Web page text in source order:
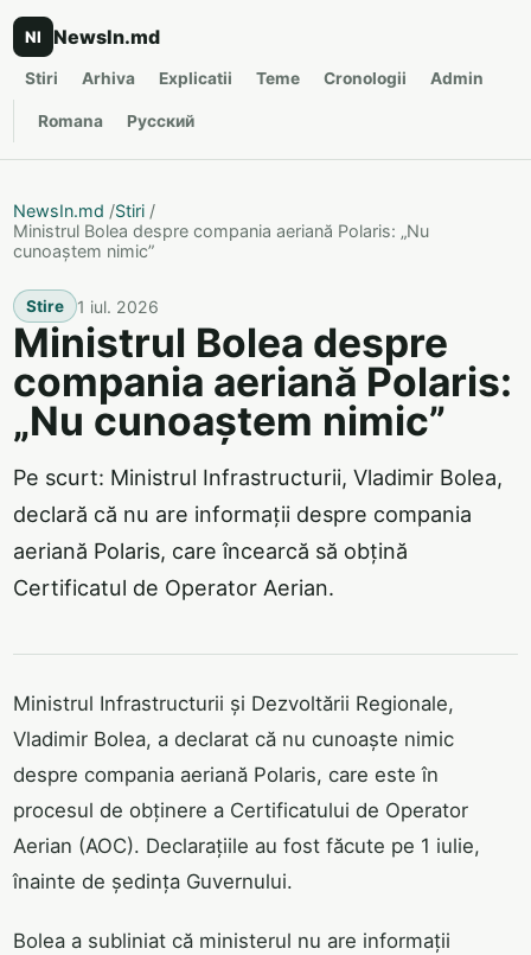
NI NewsIn.md
Stiri Arhiva Explicatii Teme Cronologii Admin
Romana Русский
NewsIn.md /Stiri /
Ministrul Bolea despre compania aeriană Polaris: „Nu
cunoaștem nimic”
Stire 1 iul. 2026
Ministrul Bolea despre
compania aeriană Polaris:
„Nu cunoaștem nimic”
Pe scurt: Ministrul Infrastructurii, Vladimir Bolea,
declară că nu are informații despre compania
aeriană Polaris, care încearcă să obțină
Certificatul de Operator Aerian.
Ministrul Infrastructurii și Dezvoltării Regionale,
Vladimir Bolea, a declarat că nu cunoaște nimic
despre compania aeriană Polaris, care este în
procesul de obținere a Certificatului de Operator
Aerian (AOC). Declarațiile au fost făcute pe 1 iulie,
înainte de ședința Guvernului.
Bolea a subliniat că ministerul nu are informații